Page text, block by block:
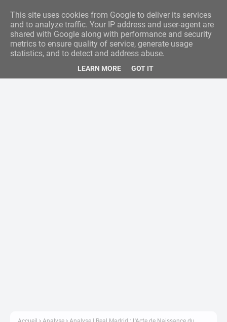
This site uses cookies from Google to deliver its services
and to analyze traffic. Your IP address and user-agent are
shared with Google along with performance and security
metrics to ensure quality of service, generate usage
statistics, and to detect and address abuse.
LEARN MORE GOT IT